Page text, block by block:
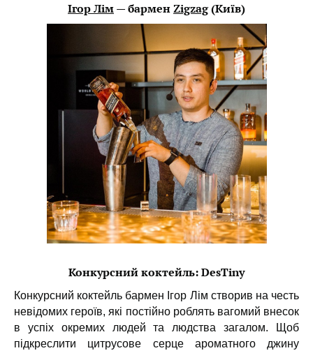
Ігор Лім— барменZigzag(Київ)
Конкурсний коктейль: DesTiny
Конкурсний коктейль бармен Ігор Лім створив на честь
невідомих героїв, які постійно роблять вагомий внесок
в успіх окремих людей та людства загалом. Щоб
підкреслити цитрусове серце ароматного джину